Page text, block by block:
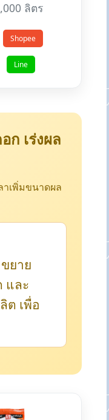
ลิตร
Shopee
Line
ก เร่งผล
าเพิ่มขนาดผล
ยาย
และ
ต เพื่อ